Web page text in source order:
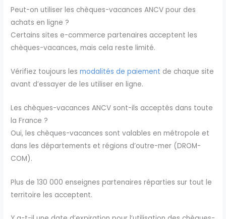
Peut-on utiliser les chèques-vacances ANCV pour des
achats en ligne ?
Certains sites e-commerce partenaires acceptent les
chèques-vacances, mais cela reste limité.
Vérifiez toujours lesmodalités de paiement de chaque site
avant d’essayer de les utiliser en ligne.
Les chèques-vacances ANCV sont-ils acceptés dans toute
la France ?
Oui, les chèques-vacances sont valables en métropole et
dans les départements et régions d’outre-mer (DROM-
COM).
Plus de 130 000 enseignes partenaires réparties sur tout le
territoire les acceptent.